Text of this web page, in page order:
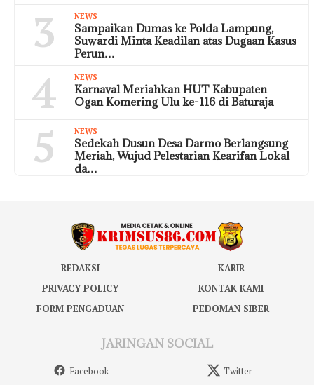
3 NEWS
Sampaikan Dumas ke Polda Lampung,
Suwardi Minta Keadilan atas Dugaan Kasus
Perun…
4 NEWS
Karnaval Meriahkan HUT Kabupaten
Ogan Komering Ulu ke-116 di Baturaja
5 NEWS
Sedekah Dusun Desa Darmo Berlangsung
Meriah, Wujud Pelestarian Kearifan Lokal
da…
REDAKSI
KARIR
PRIVACY POLICY
KONTAK KAMI
FORM PENGADUAN
PEDOMAN SIBER
JARINGAN SOCIAL
Facebook Twitter